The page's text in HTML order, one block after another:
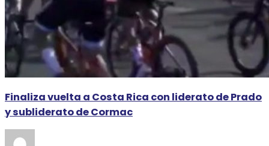
Finaliza vuelta a Costa Rica con liderato de Prado
y subliderato de Cormac